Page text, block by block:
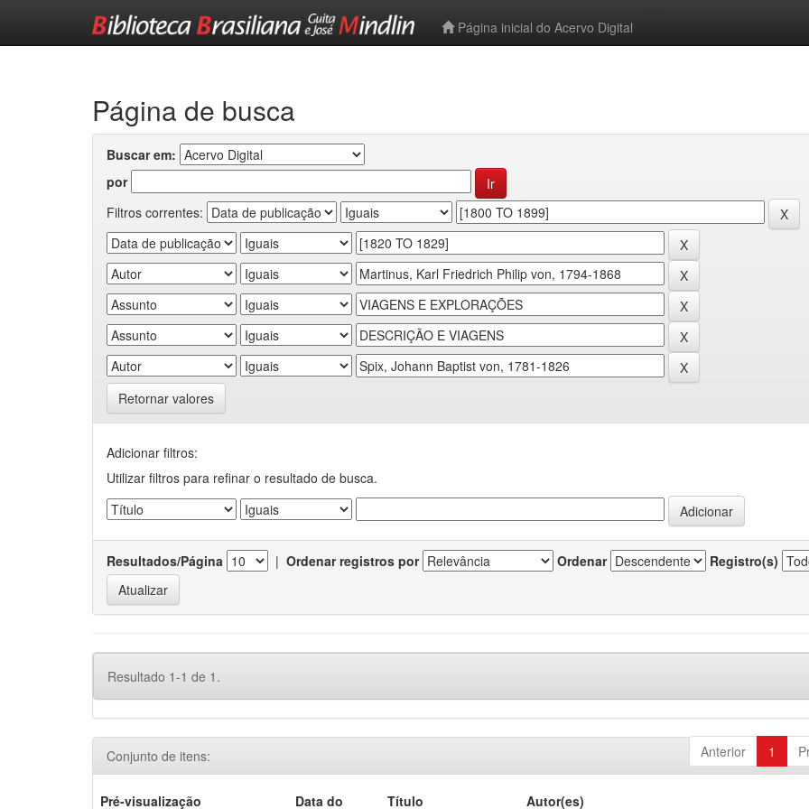
Página inicial do Acervo Digital
Página de busca
Buscar em:
por
Filtros correntes:
Retornar valores
Adicionar filtros:
Utilizar filtros para refinar o resultado de busca.
Resultados/Página | Ordenar registros por Ordenar Registro(s)
Resultado 1-1 de 1.
Anterior 1
Conjunto de itens:
Pré-visualização Data do Título Autor(es)